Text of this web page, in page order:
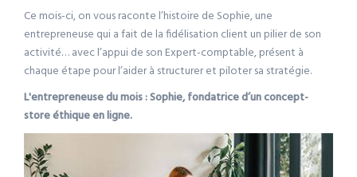
Ce mois-ci, on vous raconte l’histoire de Sophie, une
entrepreneuse qui a fait de la fidélisation client un pilier de son
activité… avec l’appui de son Expert-comptable, présent à
chaque étape pour l’aider à structurer et piloter sa stratégie.
L'entrepreneuse du mois : Sophie, fondatrice d’un concept-
store éthique en ligne.